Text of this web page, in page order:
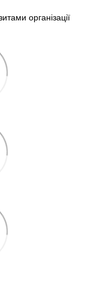
організації